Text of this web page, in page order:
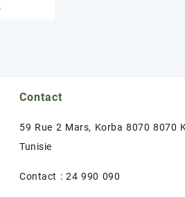
Contact
59 Rue 2 Mars, Korba 8070 8070
Tunisie
Contact : 24 990 090